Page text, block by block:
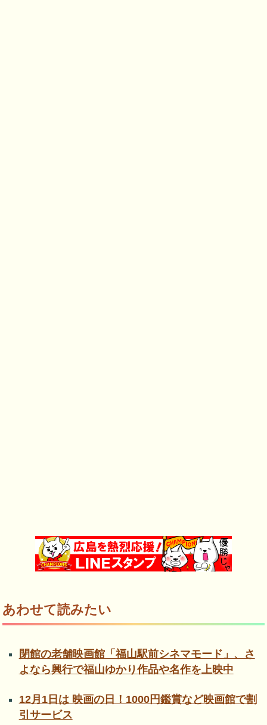
あわせて読みたい
閉館の老舗映画館「福山駅前シネマモード」、さ
よなら興行で福山ゆかり作品や名作を上映中
12月1日は 映画の日！1000円鑑賞など映画館で割
引サービス